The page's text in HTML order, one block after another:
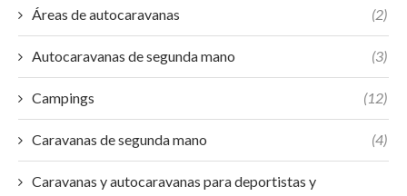
Áreas de autocaravanas (2)
Autocaravanas de segunda mano (3)
Campings (12)
Caravanas de segunda mano (4)
Caravanas y autocaravanas para deportistas y